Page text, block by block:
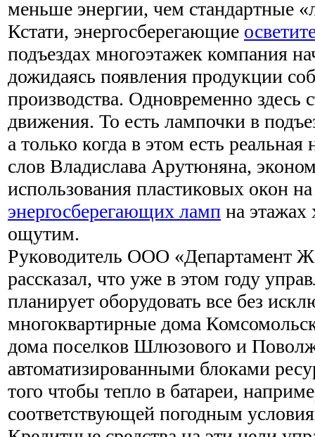
меньше энергии, чем стандартные
Кстати, энергосберегающие
подъездах многоэтажек компания
дожидаясь появления продукции
производства. Одновременно здесь
движения. То есть лампочки в
а только когда в этом есть
слов Владислава Арутюняна,
использования пластиковых окон
энергосберегающих ламп на этажах
ощутим.
Руководитель ООО «Департамент
рассказал, что уже в этом году
планирует оборудовать все без
многоквартирные дома
дома поселков Шлюзового и
автоматизированными блоками
того чтобы тепло в батареи,
соответствующей погодным